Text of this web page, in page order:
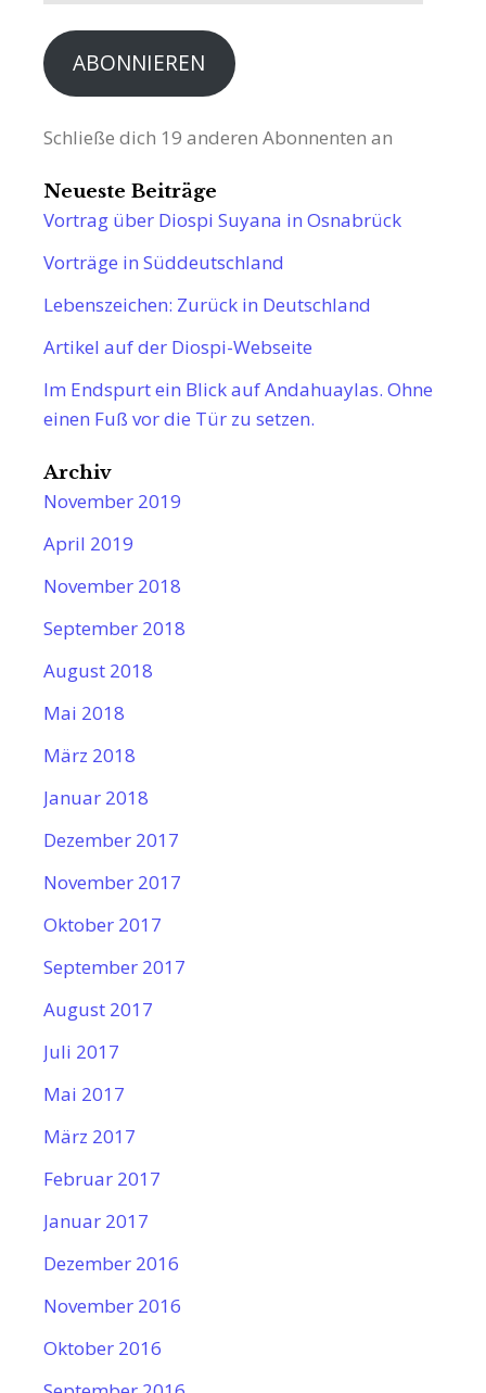
Adresse
ABONNIEREN
Schließe dich 19 anderen Abonnenten an
Neueste Beiträge
Vortrag über Diospi Suyana in Osnabrück
Vorträge in Süddeutschland
Lebenszeichen: Zurück in Deutschland
Artikel auf der Diospi-Webseite
Im Endspurt ein Blick auf Andahuaylas. Ohne
einen Fuß vor die Tür zu setzen.
Archiv
November 2019
April 2019
November 2018
September 2018
August 2018
Mai 2018
März 2018
Januar 2018
Dezember 2017
November 2017
Oktober 2017
September 2017
August 2017
Juli 2017
Mai 2017
März 2017
Februar 2017
Januar 2017
Dezember 2016
November 2016
Oktober 2016